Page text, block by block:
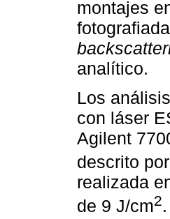
montajes
analítico.
Los
con láser
Agilent
descrito por
realizada
de 9 J/cm2